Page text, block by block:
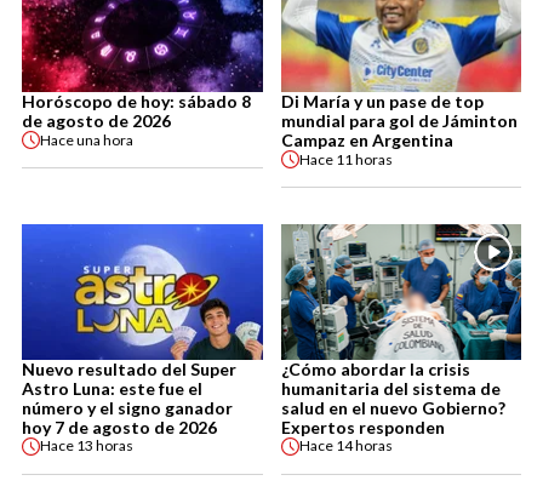
Horóscopo de hoy: sábado 8
de agosto de 2026
Haceuna hora
Di María y un pase de top
mundial para gol de Jáminton
Campaz en Argentina
Hace 11 horas
Nuevo resultado del Super
Astro Luna: este fue el
número y el signo ganador
hoy 7 de agosto de 2026
Hace 13 horas
¿Cómo abordar la crisis
humanitaria del sistema de
salud en el nuevo Gobierno?
Expertos responden
Hace 14 horas